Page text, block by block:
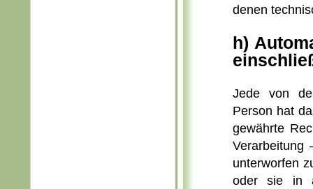
denen
h)
Jede von
Person hat
gewährte
unterworfen
oder sie in